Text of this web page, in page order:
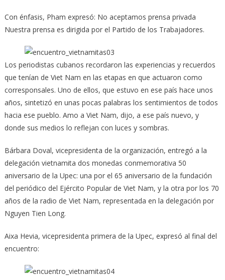
Con énfasis, Pham expresó: No aceptamos prensa privada
Nuestra prensa es dirigida por el Partido de los Trabajadores.
Los periodistas cubanos recordaron las experiencias y recuerdos
que tenían de Viet Nam en las etapas en que actuaron como
corresponsales. Uno de ellos, que estuvo en ese país hace unos
años, sintetizó en unas pocas palabras los sentimientos de todos
hacia ese pueblo. Amo a Viet Nam, dijo, a ese país nuevo, y
donde sus medios lo reflejan con luces y sombras.
Bárbara Doval, vicepresidenta de la organización, entregó a la
delegación vietnamita dos monedas conmemorativa 50
aniversario de la Upec: una por el 65 aniversario de la fundación
del periódico del Ejército Popular de Viet Nam, y la otra por los 70
años de la radio de Viet Nam, representada en la delegación por
Nguyen Tien Long.
Aixa Hevia, vicepresidenta primera de la Upec, expresó al final del
encuentro: